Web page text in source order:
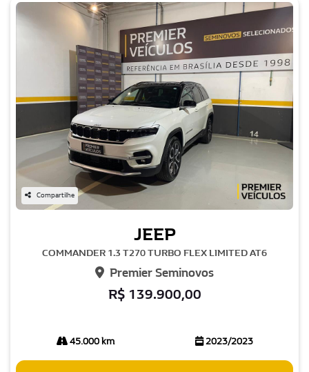
Compartilhe
JEEP
COMMANDER 1.3 T270 TURBO FLEX LIMITED AT6
Premier Seminovos
R$ 139.900,00
45.000 km 2023/2023